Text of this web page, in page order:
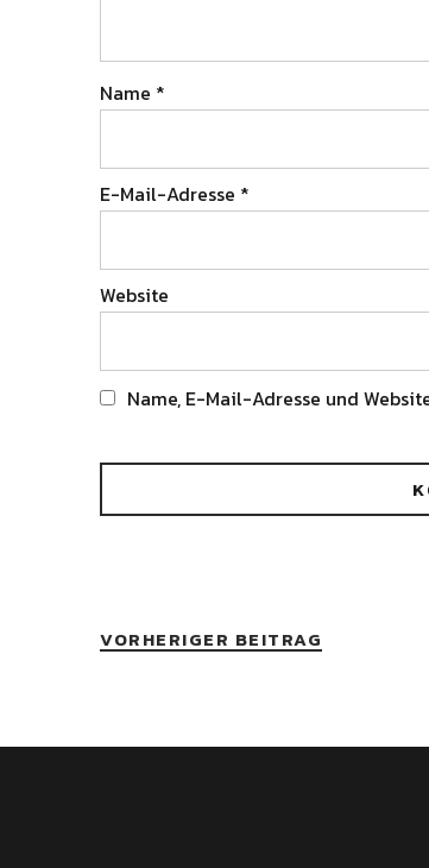
Name *
E-Mail-Adresse *
Website
Name, E-Mail-Adresse und
VORHERIGER BEITRAG